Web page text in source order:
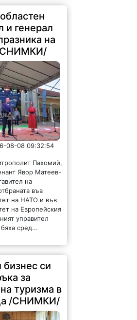
и генерал
на
08-08 09:32:54
Пахомий,
Явор Матеев-
на
във
на НАТО и във
на Европейския
управител
сред...
си
за
туризма в
/СНИМКИ/